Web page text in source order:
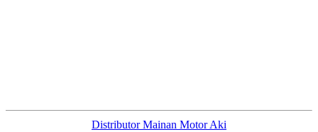
Distributor Mainan Motor Aki